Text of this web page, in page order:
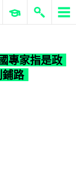
ERP 與商業 AI
專家指是政
路